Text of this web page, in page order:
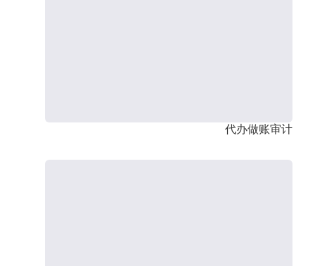
代办做账审计